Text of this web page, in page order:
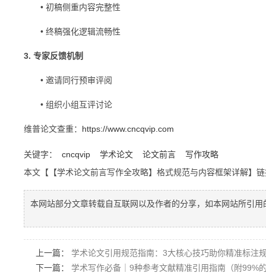
• 初稿侧重内容完整性
• 终稿强化逻辑流畅性
3. 专家反馈机制
• 邀请同行预审评阅
• 组织小组互评讨论
维普论文查重： https://www.cncqvip.com
关键字： cncqvip 学术论文 论文前言
写作攻略
本文【【学术论文前言写作全攻略】格式规范与内容框架详解】
本网站部分文章转载自互联网以及作者的分享，如本网站所引
上一篇： 学术论文引用规范指南：3大核心技巧助你精准标注
下一篇： 学术写作必备｜9种参考文献精准引用指南（附99%